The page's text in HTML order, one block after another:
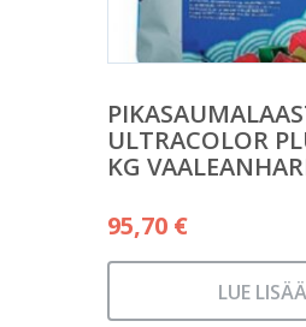
ULTRACOLOR
KG
95,70 €
LUE